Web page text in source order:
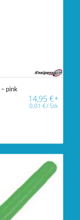
pink
14,95€*
0,01€/Stk